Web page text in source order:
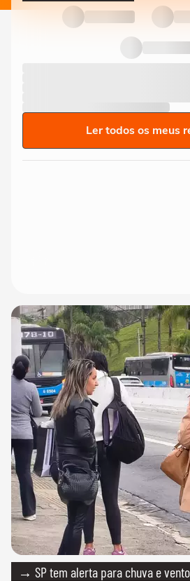
Ler todos os meus
→ SP tem alerta para chuva e